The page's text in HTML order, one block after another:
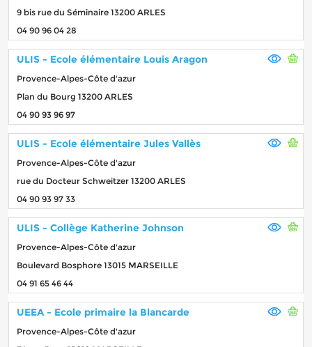
9 bis rue du Séminaire 13200 ARLES
04 90 96 04 28
ULIS - Ecole élémentaire Louis Aragon
Provence-Alpes-Côte d'azur
Plan du Bourg 13200 ARLES
04 90 93 96 97
ULIS - Ecole élémentaire Jules Vallès
Provence-Alpes-Côte d'azur
rue du Docteur Schweitzer 13200 ARLES
04 90 93 97 33
ULIS - Collège Katherine Johnson
Provence-Alpes-Côte d'azur
Boulevard Bosphore 13015 MARSEILLE
04 91 65 46 44
UEEA - Ecole primaire la Blancarde
Provence-Alpes-Côte d'azur